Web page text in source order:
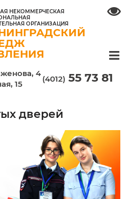
НЕКОММЕРЧЕСКАЯ
ОРГАНИЗАЦИЯ
Баженова, 4
дверей